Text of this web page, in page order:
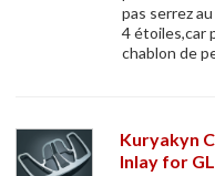
pas serrez au
4 étoiles,car
chablon de
Kuryakyn
Inlay for